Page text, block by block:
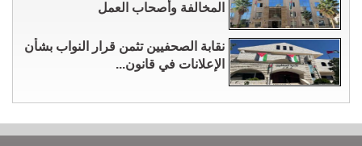
المخالفة وأصحاب العمل
نقابة الصحفيين تثمن قرار النواب بشأن
الإعلانات في قانون...